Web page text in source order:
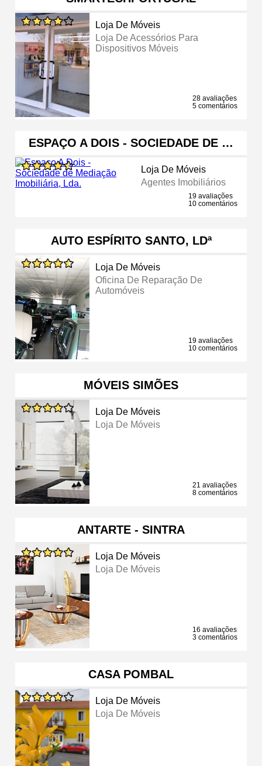
Loja De Móveis
Loja De Acessórios Para
Dispositivos Móveis
28 avaliações
5 comentários
ESPAÇO A DOIS - SOCIEDADE DE …
Loja De Móveis
Agentes Imobiliários
19 avaliações
10 comentários
AUTO ESPÍRITO SANTO, LDª
Loja De Móveis
Oficina De Reparação De
Automóveis
19 avaliações
10 comentários
MÓVEIS SIMÕES
Loja De Móveis
Loja De Móveis
21 avaliações
8 comentários
ANTARTE - SINTRA
Loja De Móveis
Loja De Móveis
16 avaliações
3 comentários
CASA POMBAL
Loja De Móveis
Loja De Móveis